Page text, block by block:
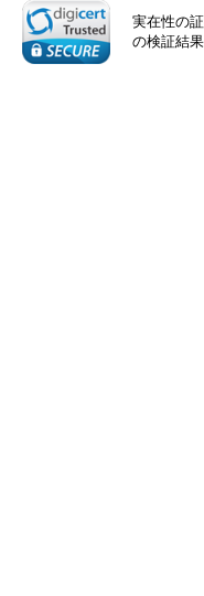
実在性の
の検証結